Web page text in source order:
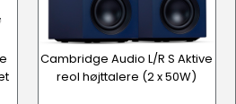
Cambridge Audio L/R S Aktive
reol højttalere (2 x 50W)